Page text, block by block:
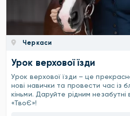
Черкаси
Урок верхової їзди
Урок верхової їзди – це
нові навички та провести час із
кіньми. Даруйте рідним незабутні
«ТвоЄ»!